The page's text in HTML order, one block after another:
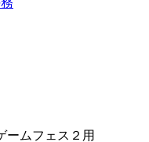
ームフェス２用